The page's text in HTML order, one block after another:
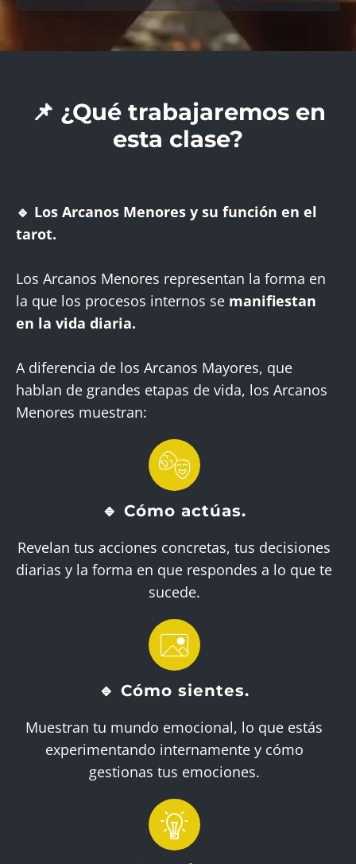
📌 ¿Qué trabajaremos en
esta clase?
🔹 Los Arcanos Menores y su función en el
tarot.
Los Arcanos Menores representan la forma en
la que los procesos internos se manifiestan
en la vida diaria.
A diferencia de los Arcanos Mayores, que
hablan de grandes etapas de vida, los Arcanos
Menores muestran:
🔹 Cómo actúas.
Revelan tus acciones concretas, tus decisiones
diarias y la forma en que respondes a lo que te
sucede.
🔹 Cómo sientes.
Muestran tu mundo emocional, lo que estás
experimentando internamente y cómo
gestionas tus emociones.